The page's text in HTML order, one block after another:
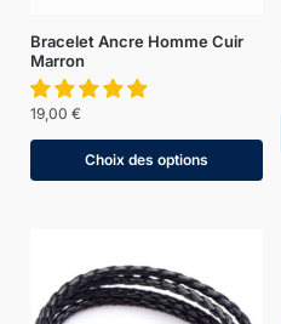
Bracelet Ancre Homme Cuir
Marron
19,00 €
Choix des options